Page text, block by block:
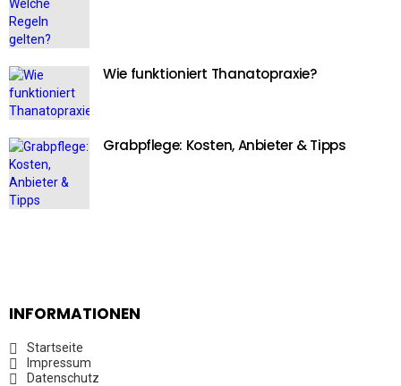
Wie funktioniert Thanatopraxie?
Grabpflege: Kosten, Anbieter & Tipps
INFORMATIONEN
Startseite
Impressum
Datenschutz